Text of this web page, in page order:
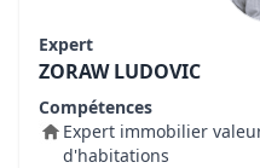
Expert
ZORAW LUDOVIC
Compétences
Expert immobilier
d'habitations